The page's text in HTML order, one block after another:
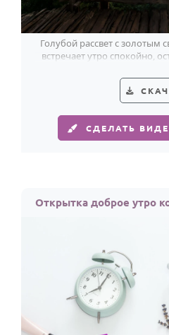
Голубой рассвет с золотым
встречает утро спокойно,
СДЕЛАТЬ
Открытка доброе утро